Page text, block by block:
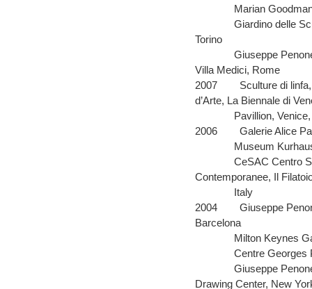
Marian
Giardino delle
Torino
Giuseppe
Villa Medici, Rome
2007
Sculture di
d’Arte, La Biennale di
Pavillion,
2006
Galerie Alice
Museum
CeSAC Centro
Contemporanee, Il
Italy
2004
Giuseppe
Barcelona
Milton Keynes
Centre Georges
Giuseppe
Drawing Center, New